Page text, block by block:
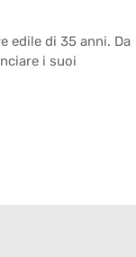
edile di 35 anni. Da
i suoi